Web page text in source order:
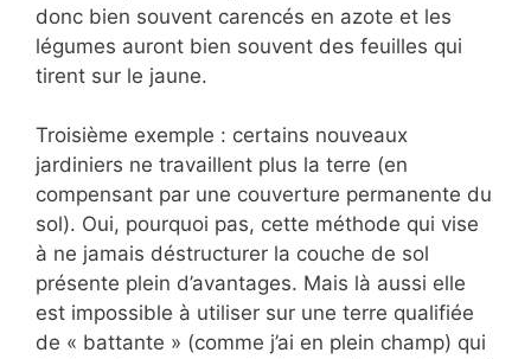
donc bien souvent carencés en azote et les
légumes auront bien souvent des feuilles qui
tirent sur le jaune.
Troisième exemple : certains nouveaux
jardiniers ne travaillent plus la terre (en
compensant par une couverture permanente du
sol). Oui, pourquoi pas, cette méthode qui vise
à ne jamais déstructurer la couche de sol
présente plein d’avantages. Mais là aussi elle
est impossible à utiliser sur une terre qualifiée
de « battante » (comme j’ai en plein champ) qui